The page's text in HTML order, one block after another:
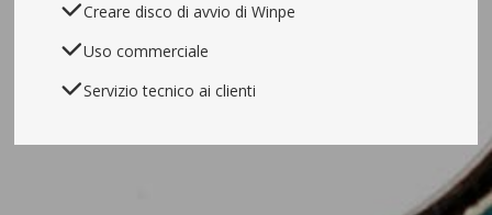
Creare disco di avvio di Winpe
Uso commerciale
Servizio tecnico ai clienti